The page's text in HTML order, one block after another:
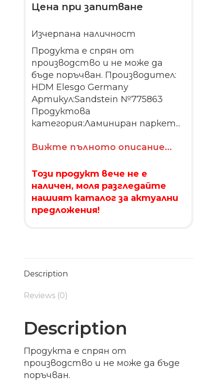
Цена при запитване
Изчерпана наличност
Продукта е спрян от
производство и не може да
бъде поръчван. Производител:
HDM Elesgo Germany
Артикул:Sandstein №775863
Продуктова
категория:Ламиниран паркет...
Вижте пълното описание...
Този продукт вече не е
наличен, моля разгледайте
нашият каталог за актуални
предложения!
Description
Reviews (0)
Description
Продукта е спрян от
производство и не може да бъде
поръчван.